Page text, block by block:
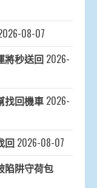
08-07
將秒送回 2026-
找回機車 2026-
回 2026-08-07
阱守荷包